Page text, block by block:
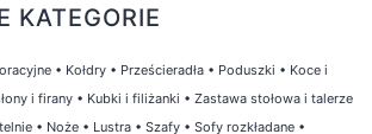
KATEGORIE
• Kołdry • Prześcieradła • Poduszki • Koce i
i firany • Kubki i filiżanki • Zastawa stołowa i talerze
• Noże • Lustra • Szafy • Sofy rozkładane •